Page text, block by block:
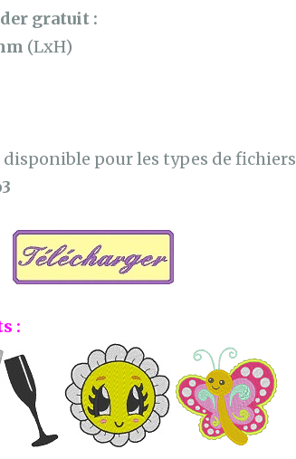
gratuit :
(LxH)
pour les types de
: